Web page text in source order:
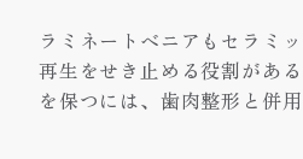
ラミネートベニアもセラミ
再生をせき止める役割があ
を保つには、歯肉整形と併